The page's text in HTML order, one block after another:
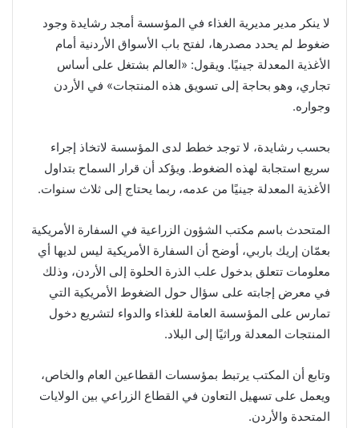
لا ينكر مدير مديرية الغذاء في المؤسسة أمجد رشايدة وجود
ضغوط لم يحدد مصدرها، لفتح باب الأسواق الأردنية أمام
الأغذية المعدلة جينيًا. ويقول: «العالم بشتغل على أساس
تجاري، وهو بحاجة إلى تسويق هذه المنتجات» في الأردن
وجواره.
بحسب رشايدة، لا توجد خطط لدى المؤسسة لاتخاذ إجراء
سريع استجابة لهذه الضغوط. ويؤكد أن قرار السماح بتداول
الأغذية المعدلة جينيًا من عدمه، ربما يحتاج إلى ثلاث سنوات.
المتحدث باسم مكتب الشؤون الزراعية في السفارة الأمريكية
بعمّان إريك باربي، أوضح أن السفارة الأمريكية ليس لديها أي
معلومات تتعلق بدخول علب الذرة الحلوة إلى الأردن، وذلك
في معرض إجابته على سؤال حول الضغوط الأمريكية التي
تمارس على المؤسسة العامة للغذاء والدواء لتشريع دخول
المنتجات المعدلة وراثيًا إلى البلاد.
وتابع أن المكتب يرتبط بمؤسسات القطاعين العام والخاص،
ويعمل على تسهيل التعاون في القطاع الزراعي بين الولايات
المتحدة والأردن.